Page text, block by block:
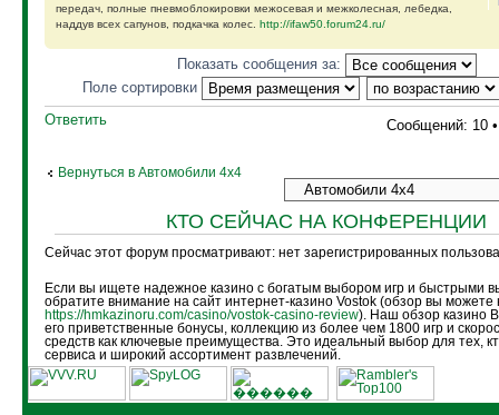
передач, полные пневмоблокировки межосевая и межколесная, лебедка,
наддув всех сапунов, подкачка колес. http://ifaw50.forum24.ru/
Показать сообщения за:
Поле сортировки
Ответить
Сообщений: 10
Вернуться в Автомобили 4х4
КТО СЕЙЧАС НА КОНФЕРЕНЦИИ
Сейчас этот форум просматривают: нет зарегистрированных
Если вы ищете надежное казино с богатым выбором игр и быстрыми
обратите внимание на сайт интернет-казино Vostok (обзор вы можете
https://hmkazinoru.com/casino/vostok-casino-review). Наш обзор казино
его приветственные бонусы, коллекцию из более чем 1800 игр и
средств как ключевые преимущества. Это идеальный выбор для тех,
сервиса и широкий ассортимент развлечений.